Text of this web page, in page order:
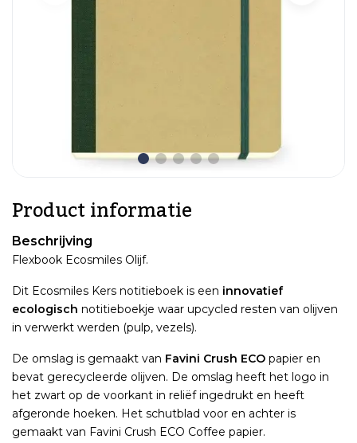
Product informatie
Beschrijving
Flexbook Ecosmiles Olijf.
Dit Ecosmiles Kers notitieboek is een innovatief
ecologisch notitieboekje waar upcycled resten van olijven
in verwerkt werden (pulp, vezels).
De omslag is gemaakt van Favini Crush ECO papier en
bevat gerecycleerde olijven. De omslag heeft het logo in
het zwart op de voorkant in reliëf ingedrukt en heeft
afgeronde hoeken. Het schutblad voor en achter is
gemaakt van Favini Crush ECO Coffee papier.